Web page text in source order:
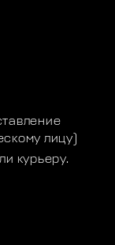
лицу)
курьеру.